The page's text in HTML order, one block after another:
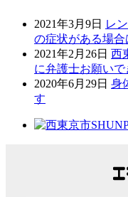
2021年3月9日 レ
の症状がある場
2021年2月26日 西
に弁護士お願い
2020年6月29日 身
す